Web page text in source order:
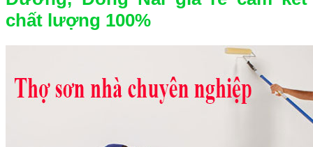
chất lượng 100%